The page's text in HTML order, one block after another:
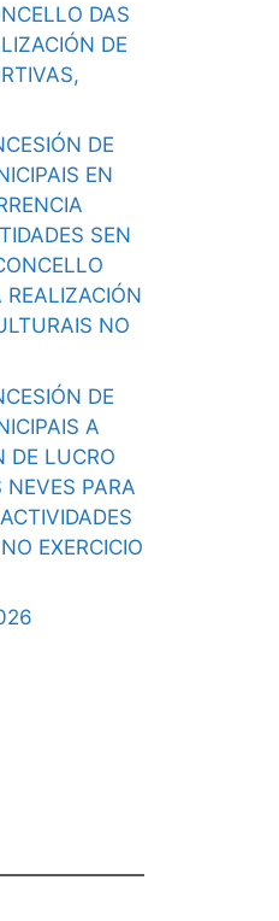
DAS
DE
DE
EN
SEN
REALIZACIÓN
NO
DE
A
DE LUCRO
PARA
EXERCICIO